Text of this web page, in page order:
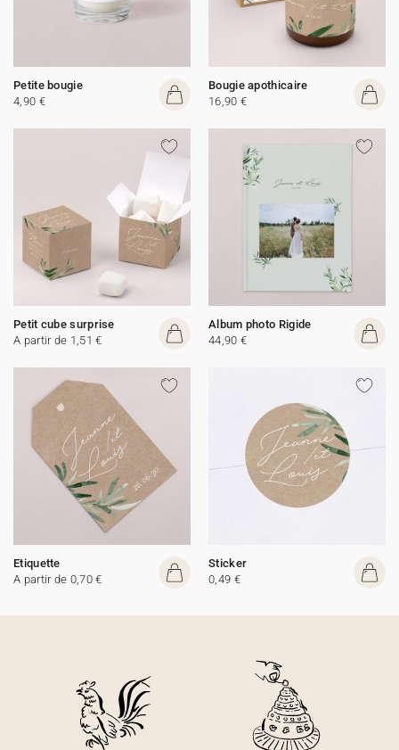
Petite bougie
4,90 €
Bougie apothicaire
16,90 €
Petit cube surprise
A partir de 1,51 €
Album photo Rigide
44,90 €
Etiquette
A partir de 0,70 €
Sticker
0,49 €